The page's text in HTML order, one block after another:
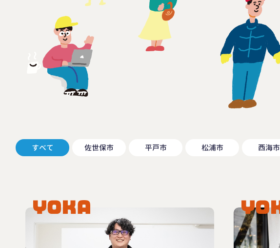
すべて 佐世保市 平戸市 松浦市 西海市